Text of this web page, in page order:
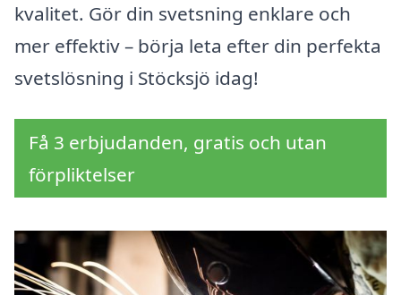
kvalitet. Gör din svetsning enklare och
mer effektiv – börja leta efter din perfekta
svetslösning i Stöcksjö idag!
Få 3 erbjudanden, gratis och utan
förpliktelser